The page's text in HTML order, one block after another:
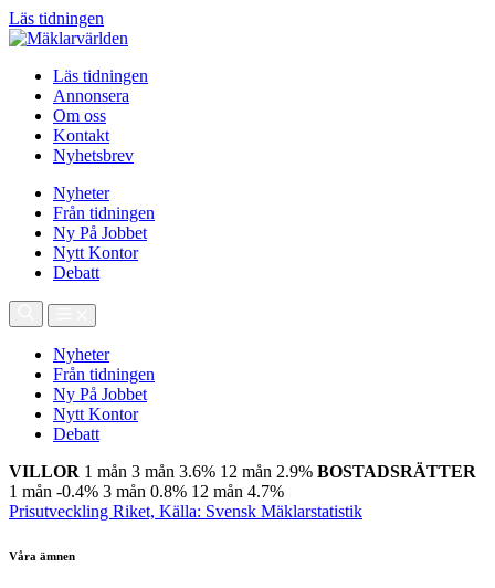
Läs tidningen
Läs tidningen
Annonsera
Om oss
Kontakt
Nyhetsbrev
Nyheter
Från tidningen
Ny På Jobbet
Nytt Kontor
Debatt
Nyheter
Från tidningen
Ny På Jobbet
Nytt Kontor
Debatt
VILLOR 1 mån 3 mån 3.6% 12 mån 2.9% BOSTADSRÄTTER
1 mån -0.4% 3 mån 0.8% 12 mån 4.7%
Prisutveckling Riket, Källa: Svensk Mäklarstatistik
Våra ämnen